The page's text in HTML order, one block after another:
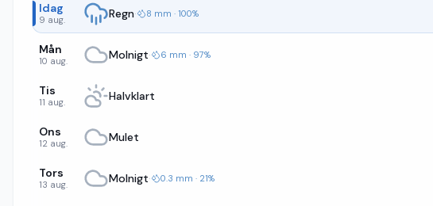
Idag
9 aug. Regn· 8 mm · 100%
Mån
10 aug. Molnigt· 6 mm · 97%
Tis
11 aug. Halvklart
Ons
12 aug. Mulet
Tors
13 aug. Molnigt· 0.3 mm · 21%